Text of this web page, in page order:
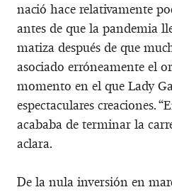
nació hace relativamente
antes de que la pandemia
matiza después de que
asociado erróneamente el
momento en el que Lady
espectaculares creaciones.
acababa de terminar la
aclara.
De la nula inversión en